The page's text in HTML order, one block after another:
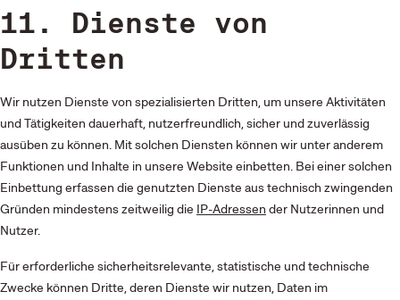
11. Dienste von
Dritten
Wir nutzen Dienste von spezialisierten Dritten, um unsere Aktivitäten
und Tätigkeiten dauerhaft, nutzerfreundlich, sicher und zuverlässig
ausüben zu können. Mit solchen Diensten können wir unter anderem
Funktionen und Inhalte in unsere Website einbetten. Bei einer solchen
Einbettung erfassen die genutzten Dienste aus technisch zwingenden
Gründen mindestens zeitweilig die IP-Adressen der Nutzerinnen und
Nutzer.
Für erforderliche sicherheitsrelevante, statistische und technische
Zwecke können Dritte, deren Dienste wir nutzen, Daten im